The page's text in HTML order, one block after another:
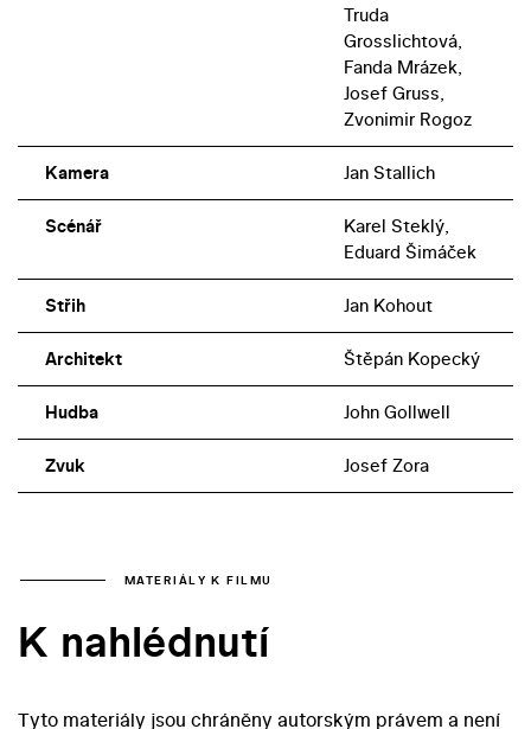
Truda
Grosslichtová,
Fanda Mrázek,
Josef Gruss,
Zvonimir Rogoz
Kamera Jan Stallich
Scénář
Karel Steklý,
Eduard Šimáček
Střih Jan Kohout
Architekt Štěpán Kopecký
Hudba John Gollwell
Zvuk Josef Zora
MATERIÁLY K FILMU
K nahlédnutí
Tyto materiály jsou chráněny autorským právem a není